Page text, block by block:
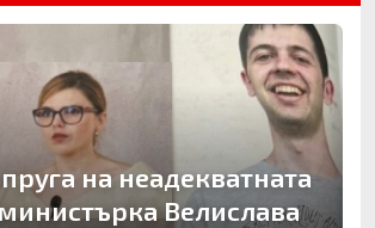
на неадекватната
Велислава